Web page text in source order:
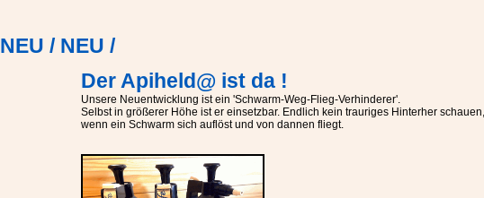
NEU / NEU /
Der Apiheld@ ist da !
Unsere Neuentwicklung ist ein 'Schwarm-Weg-Flieg-Verhinderer'.
Selbst in größerer Höhe ist er einsetzbar. Endlich kein trauriges Hinterher schauen,
wenn ein Schwarm sich auflöst und von dannen fliegt.